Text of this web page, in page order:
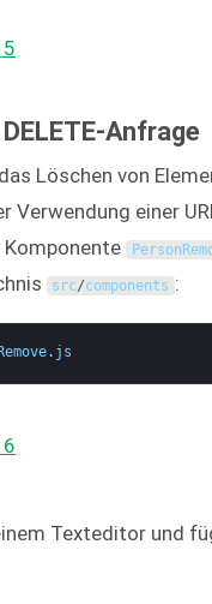
Anfrage
Löschen von
Verwendung einer
src/components :
. js
Texteditor und